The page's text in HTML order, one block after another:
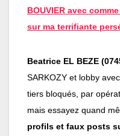
BOUVIER avec
sur ma terrifiante
Beatrice EL BEZE
SARKOZY et lobby
tiers bloqués, par
mais essayez quand
profils et faux posts